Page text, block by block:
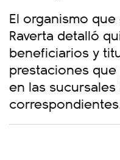
El organismo
Raverta detalló
beneficiarios y
prestaciones
en las